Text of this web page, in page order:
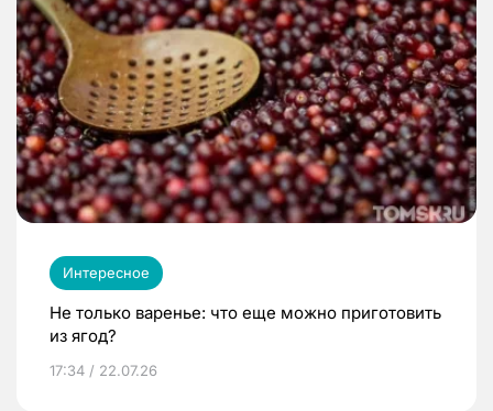
Интересное
Не только варенье: что еще можно приготовить
из ягод?
17:34 / 22.07.26